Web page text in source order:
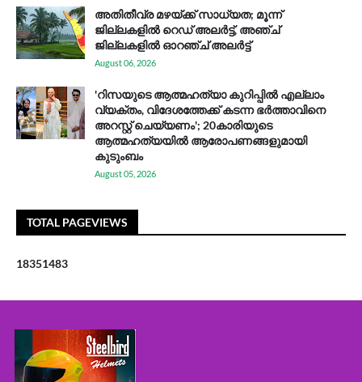
അതിതീവ്ര മഴയ്ക്ക് സാധ്യത; മൂന്ന്
ജില്ലകളിൽ റെഡ് അലർട്ട്, അഞ്ച്
ജില്ലകളിൽ ഓറഞ്ച് അലർട്ട്
August 06, 2026
'റിസയുടെ ആത്മഹത്യാ കുറിപ്പിൽ എല്ലാം
വ്യക്തം, വിദേശത്തേക്ക് കടന്ന ഭർത്താവിനെ
അറസ്റ്റ് ചെയ്യണം'; 20കാരിയുടെ
ആത്മഹത്യയിൽ ആരോപണങ്ങളുമായി
കുടുംബം
August 05, 2026
TOTAL PAGEVIEWS
18351483